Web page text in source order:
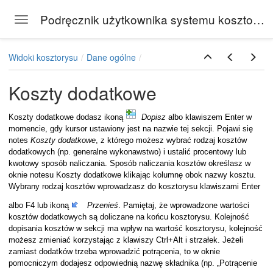
Toggle navigation Podręcznik użytkownika systemu kosztorysowego Rodos
Widoki kosztorysu Dane ogólne
Koszty dodatkowe
Koszty dodatkowe dodasz ikoną Dopisz albo klawiszem Enter w
momencie, gdy kursor ustawiony jest na nazwie tej sekcji. Pojawi się
notes Koszty dodatkowe, z którego możesz wybrać rodzaj kosztów
dodatkowych (np. generalne wykonawstwo) i ustalić procentowy lub
kwotowy sposób naliczania. Sposób naliczania kosztów określasz w
oknie notesu Koszty dodatkowe klikając kolumnę obok nazwy kosztu.
Wybrany rodzaj kosztów wprowadzasz do kosztorysu klawiszami Enter
albo F4 lub ikoną Przenieś. Pamiętaj, że wprowadzone wartości
kosztów dodatkowych są doliczane na końcu kosztorysu. Kolejność
dopisania kosztów w sekcji ma wpływ na wartość kosztorysu, kolejność
możesz zmieniać korzystając z klawiszy Ctrl+Alt i strzałek. Jeżeli
zamiast dodatków trzeba wprowadzić potrącenia, to w oknie
pomocniczym dodajesz odpowiednią nazwę składnika (np. „Potrącenie